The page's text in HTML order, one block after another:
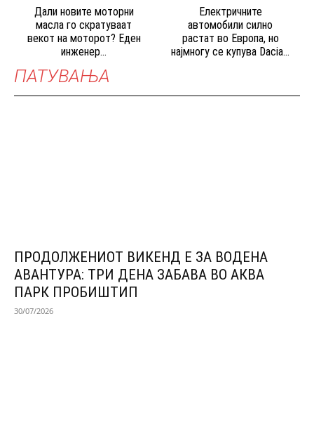
Дали новите моторни
масла го скратуваат
векот на моторот? Еден
инженер...
Електричните
автомобили силно
растат во Европа, но
најмногу се купува Dacia...
ПАТУВАЊА
ПРОДОЛЖЕНИОТ ВИКЕНД Е ЗА ВОДЕНА
АВАНТУРА: ТРИ ДЕНА ЗАБАВА ВО АКВА
ПАРК ПРОБИШТИП
30/07/2026